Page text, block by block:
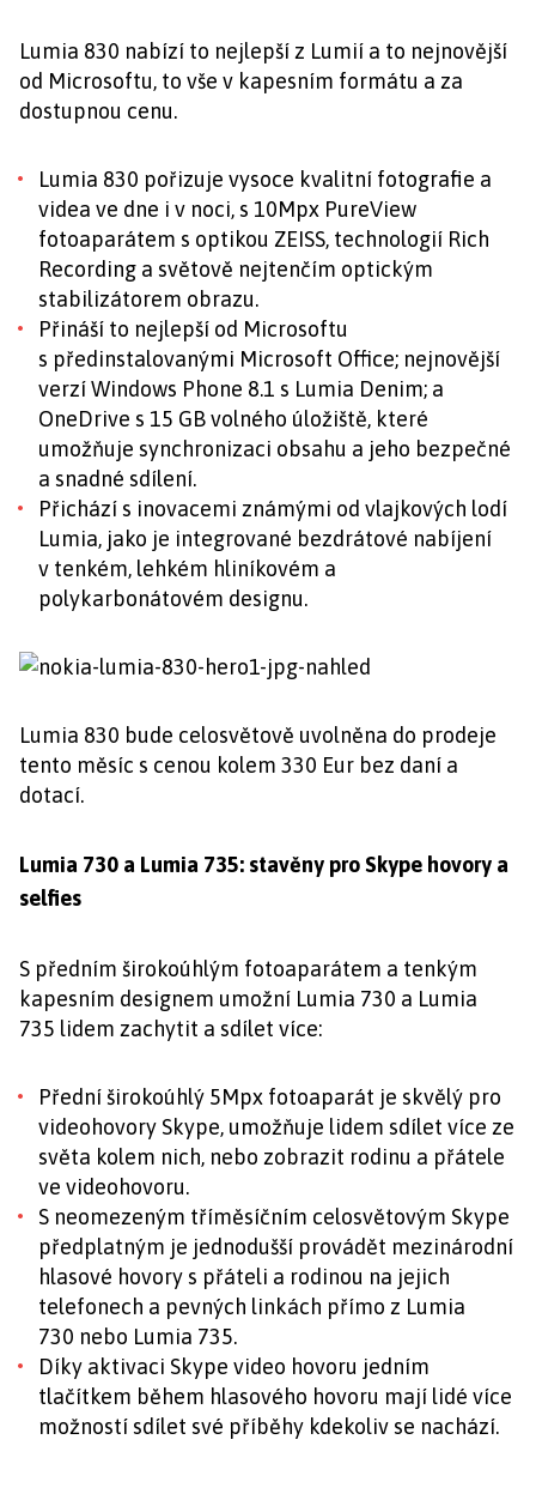
Lumia 830 nabízí to nejlepší z Lumií a to nejnovější
od Microsoftu, to vše v kapesním formátu a za
dostupnou cenu.
Lumia 830 pořizuje vysoce kvalitní fotografie a
videa ve dne i v noci, s 10Mpx PureView
fotoaparátem s optikou ZEISS, technologií Rich
Recording a světově nejtenčím optickým
stabilizátorem obrazu.
Přináší to nejlepší od Microsoftu
s předinstalovanými Microsoft Office; nejnovější
verzí Windows Phone 8.1 s Lumia Denim; a
OneDrive s 15 GB volného úložiště, které
umožňuje synchronizaci obsahu a jeho bezpečné
a snadné sdílení.
Přichází s inovacemi známými od vlajkových lodí
Lumia, jako je integrované bezdrátové nabíjení
v tenkém, lehkém hliníkovém a
polykarbonátovém designu.
Lumia 830 bude celosvětově uvolněna do prodeje
tento měsíc s cenou kolem 330 Eur bez daní a
dotací.
Lumia 730 a Lumia 735: stavěny pro Skype hovory a
selfies
S předním širokoúhlým fotoaparátem a tenkým
kapesním designem umožní Lumia 730 a Lumia
735 lidem zachytit a sdílet více:
Přední širokoúhlý 5Mpx fotoaparát je skvělý pro
videohovory Skype, umožňuje lidem sdílet více ze
světa kolem nich, nebo zobrazit rodinu a přátele
ve videohovoru.
S neomezeným tříměsíčním celosvětovým Skype
předplatným je jednodušší provádět mezinárodní
hlasové hovory s přáteli a rodinou na jejich
telefonech a pevných linkách přímo z Lumia
730 nebo Lumia 735.
Díky aktivaci Skype video hovoru jedním
tlačítkem během hlasového hovoru mají lidé více
možností sdílet své příběhy kdekoliv se nachází.